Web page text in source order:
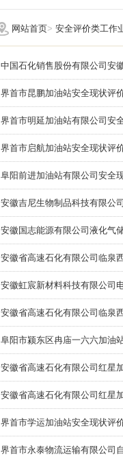
网站首页> 安全评价类工作
中国石化销售股份有限公司安
界首市昆鹏加油站安全现状评
界首市明延加油站有限公司安
界首市启航加油站安全现状评
阜阳前进加油站有限公司安全
安徽吉尼生物制品科技有限公
安徽国志能源有限公司液化气
安徽省高速石化有限公司临泉
安徽虹宸新材料科技有限公司
安徽省高速石化有限公司临泉
阜阳市颍东区冉庙一六六加油
安徽省高速石化有限公司红星
安徽省高速石化有限公司红星
界首市学运加油站安全现状评
界首市永泰物流运输有限公司